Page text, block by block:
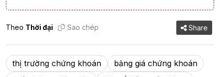
Theo Thời đại Sao chép Share
thị trường chứng khoán
bảng giá chứng khoán